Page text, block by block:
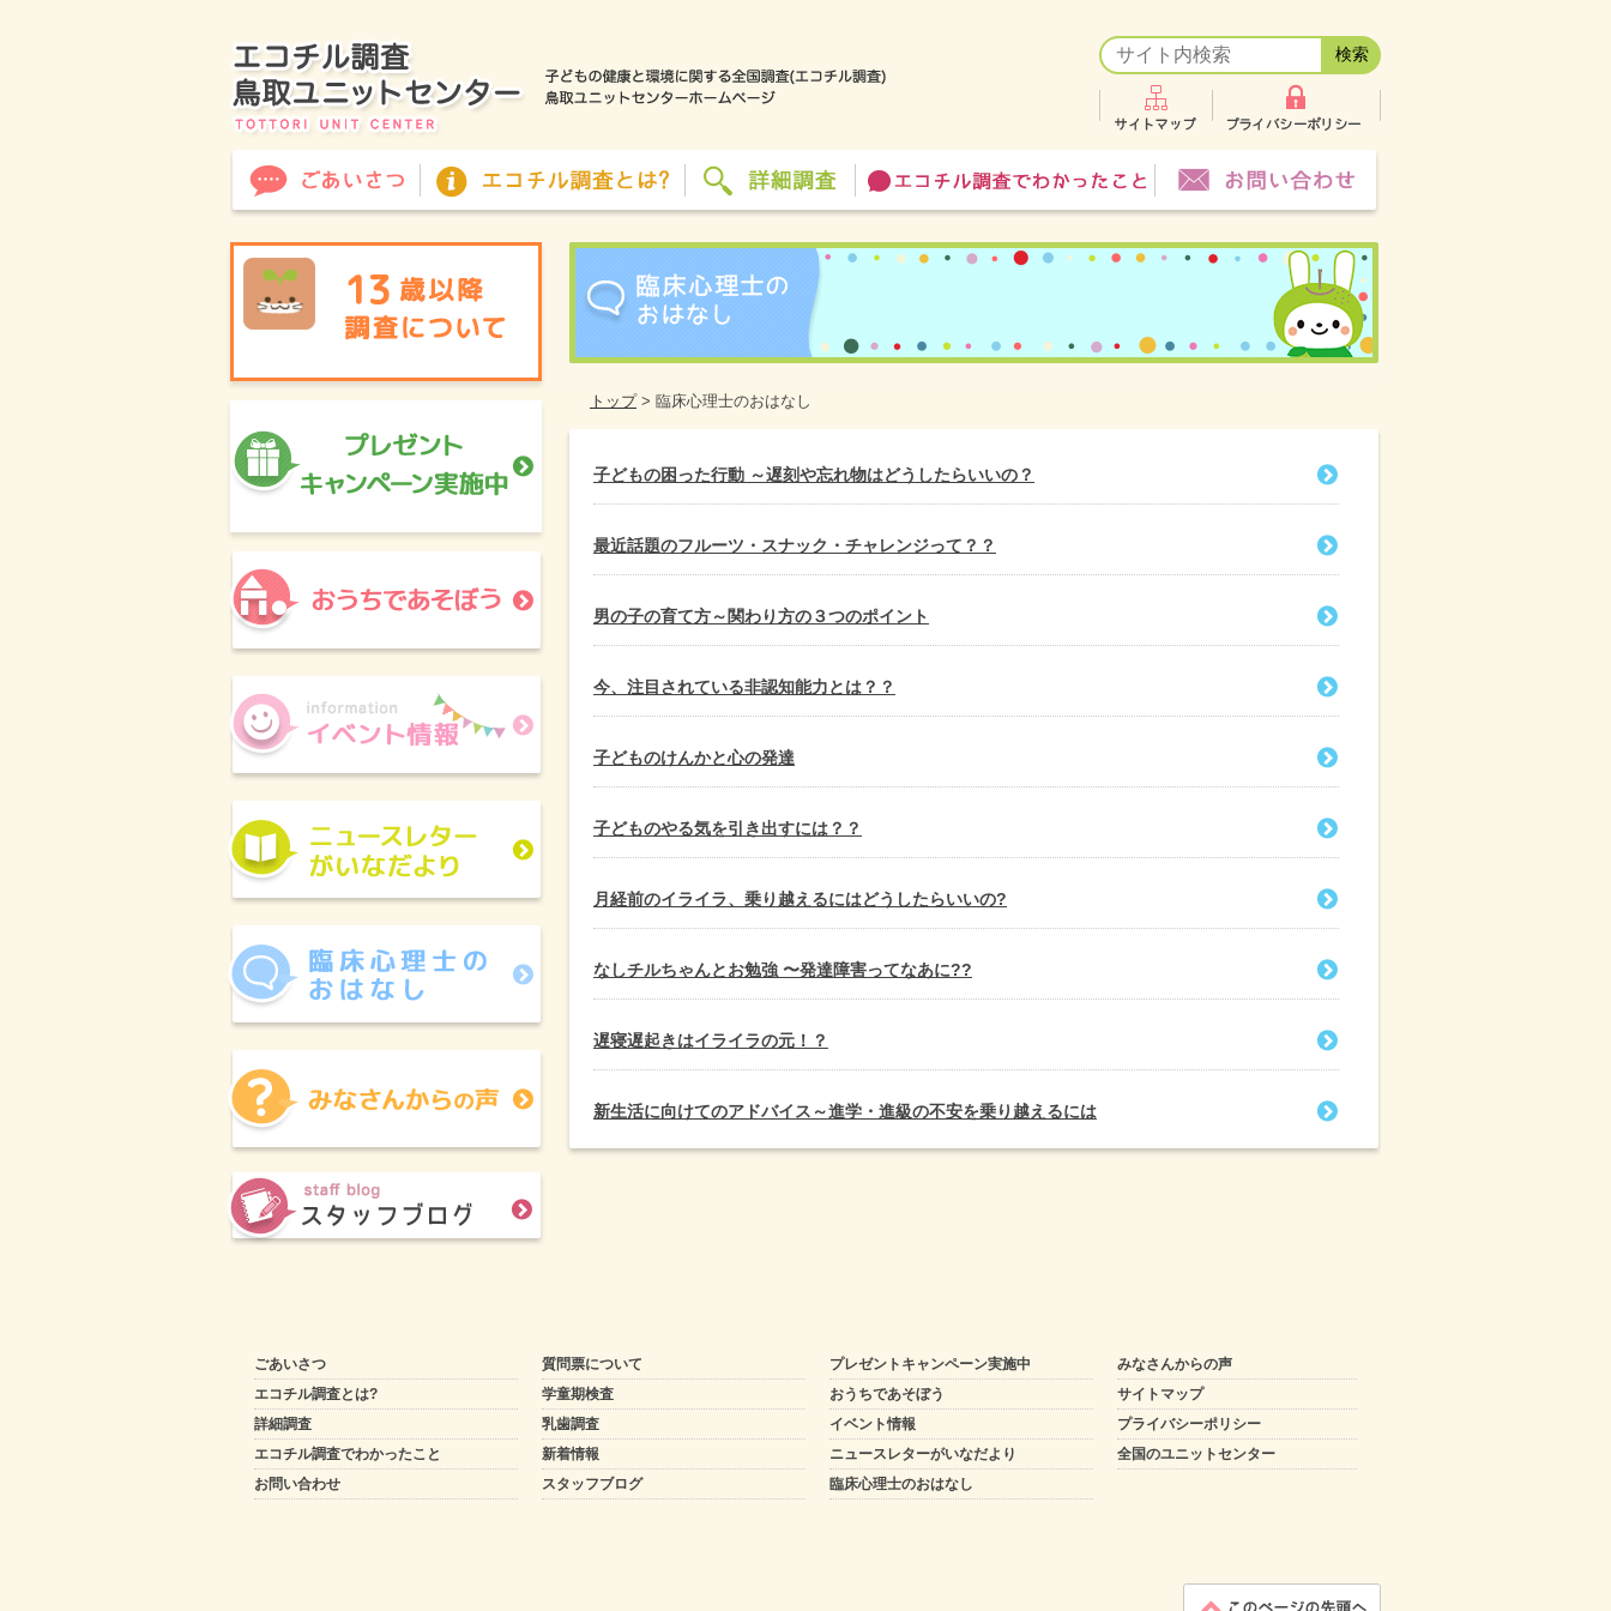
トップ> 臨床心理士のおはなし
子どもの困った行動 ～遅刻や忘れ物はどうしたらいいの？
最近話題のフルーツ・スナック・チャレンジって？？
男の子の育て方～関わり方の３つのポイント
今、注目されている非認知能力とは？？
子どものけんかと心の発達
子どものやる気を引き出すには？？
月経前のイライラ、乗り越えるにはどうしたらいいの?
なしチルちゃんとお勉強 〜発達障害ってなあに??
遅寝遅起きはイライラの元！？
新生活に向けてのアドバイス～進学・進級の不安を乗り越えるには
ごあいさつ
エコチル調査とは?
詳細調査
エコチル調査でわかったこと
お問い合わせ
質問票について
学童期検査
乳歯調査
新着情報
スタッフブログ
プレゼントキャンペーン実施中
おうちであそぼう
イベント情報
ニュースレターがいなだより
臨床心理士のおはなし
みなさんからの声
サイトマップ
プライバシーポリシー
全国のユニットセンター